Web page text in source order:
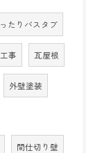
たりバスタブ
事 瓦屋根
外壁塗装
間仕切り壁